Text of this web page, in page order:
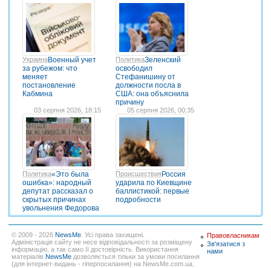
УкраинаВоенный учет
за рубежом: что
меняет
постановление
Кабмина
ПолитикаЗеленский
освободил
Стефанишину от
должности посла в
США: она объяснила
причину
03 серпня 2026, 18:15
Политика«Это была
ошибка»: народный
депутат рассказал о
скрытых причинах
увольнения Федорова
05 серпня 2026, 00:35
Происшествия Россия
ударила по Киевщине
баллистикой: первые
подробности
© 2009 - 2026 NewsMe . Усі права захищені.
Адміністрація сайту не несе відповідальності за розміщену
інформацію, а так само її достовірність. Використання
матеріалів NewsMe дозволяється тільки за умови посилання
(для інтернет-видань - гіперпосилання) на NewsMe.com.ua.
Правовласникам
Зв'язатися з
нами